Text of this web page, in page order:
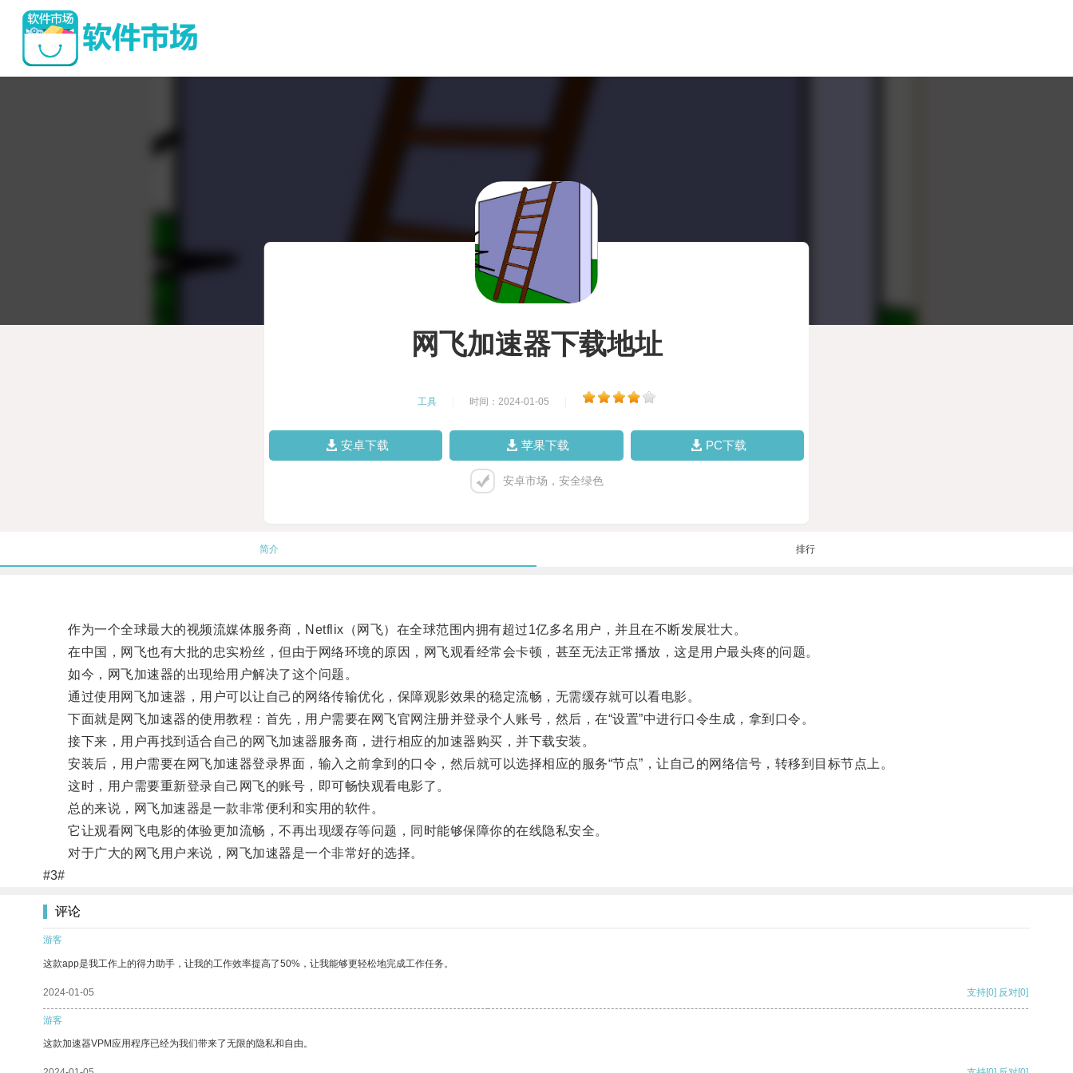
网飞加速器下载地址
工具 时间：2024-01-05
安卓下载 苹果下载 PC下载
安卓市场，安全绿色
简介 排行
作为一个全球最大的视频流媒体服务商，Netflix（网飞）在全球范围内拥有超过1亿多名用户，并且在不断发展壮大。
在中国，网飞也有大批的忠实粉丝，但由于网络环境的原因，网飞观看经常会卡顿，甚至无法正常播放，这是用户最头疼的问题。
如今，网飞加速器的出现给用户解决了这个问题。
通过使用网飞加速器，用户可以让自己的网络传输优化，保障观影效果的稳定流畅，无需缓存就可以看电影。
下面就是网飞加速器的使用教程：首先，用户需要在网飞官网注册并登录个人账号，然后，在“设置”中进行口令生成，拿到口令。
接下来，用户再找到适合自己的网飞加速器服务商，进行相应的加速器购买，并下载安装。
安装后，用户需要在网飞加速器登录界面，输入之前拿到的口令，然后就可以选择相应的服务“节点”，让自己的网络信号，转移到目标节点上。
这时，用户需要重新登录自己网飞的账号，即可畅快观看电影了。
总的来说，网飞加速器是一款非常便利和实用的软件。
它让观看网飞电影的体验更加流畅，不再出现缓存等问题，同时能够保障你的在线隐私安全。
对于广大的网飞用户来说，网飞加速器是一个非常好的选择。
#3#
评论
游客
这款app是我工作上的得力助手，让我的工作效率提高了50%，让我能够更轻松地完成工作任务。
2024-01-05 支持[0] 反对[0]
游客
这款加速器VPM应用程序已经为我们带来了无限的隐私和自由。